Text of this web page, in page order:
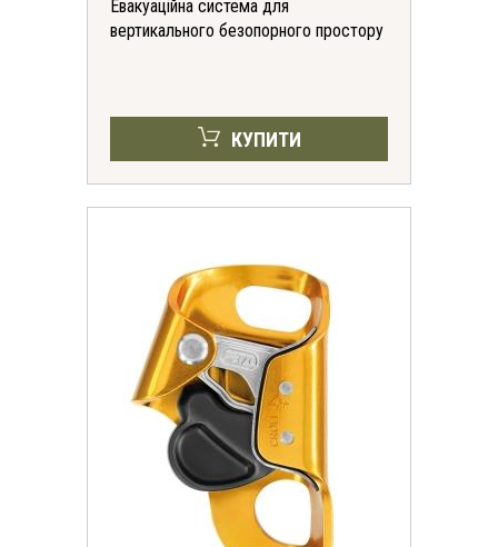
Евакуаційна система для
вертикального безопорного простору
КУПИТИ